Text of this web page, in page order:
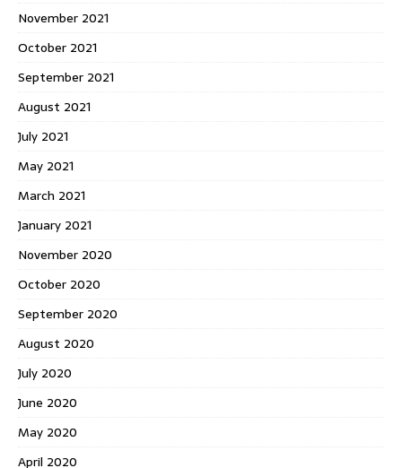
November 2021
October 2021
September 2021
August 2021
July 2021
May 2021
March 2021
January 2021
November 2020
October 2020
September 2020
August 2020
July 2020
June 2020
May 2020
April 2020